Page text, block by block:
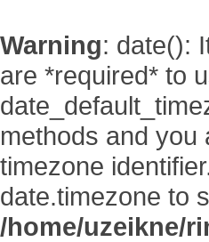
Warning: date():
are *required* to
methods and you
timezone
date.timezone to
/home/uzeikne/